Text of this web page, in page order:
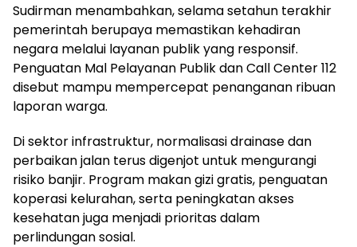
Sudirman menambahkan, selama setahun terakhir
pemerintah berupaya memastikan kehadiran
negara melalui layanan publik yang responsif.
Penguatan Mal Pelayanan Publik dan Call Center 112
disebut mampu mempercepat penanganan ribuan
laporan warga.
Di sektor infrastruktur, normalisasi drainase dan
perbaikan jalan terus digenjot untuk mengurangi
risiko banjir. Program makan gizi gratis, penguatan
koperasi kelurahan, serta peningkatan akses
kesehatan juga menjadi prioritas dalam
perlindungan sosial.